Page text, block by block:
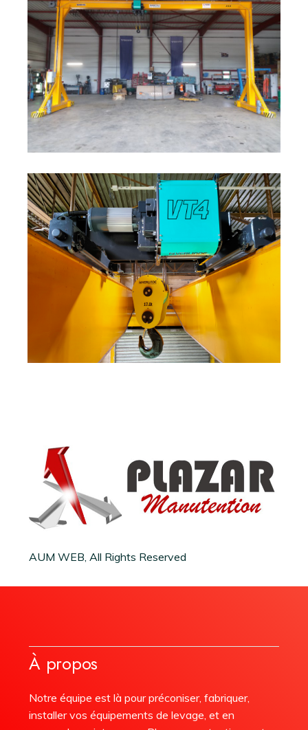
AUM WEB, All Rights Reserved
À propos
Notre équipe est là pour préconiser, fabriquer,
installer vos équipements de levage, et en